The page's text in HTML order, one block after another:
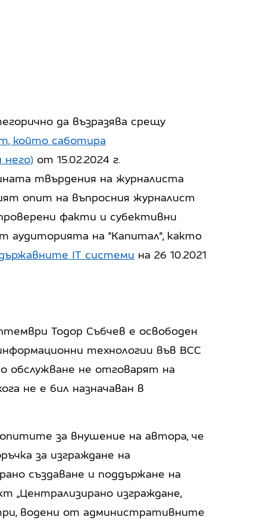
да възразява срещу
който саботира
от 15.02.2024 г.
твърдения на журналиста
опит на въпросния журналист
факти и субективни
аудиторията на "Капитал", както
IT системи на 26 10.2021
Тодор Събчев е освободен
технологии във ВСС
обслужване не отговарят на
не е бил назначаван в
за внушение на автора, че
за изграждане на
създаване и поддържане на
„Централизирано изграждане,
водени от административните